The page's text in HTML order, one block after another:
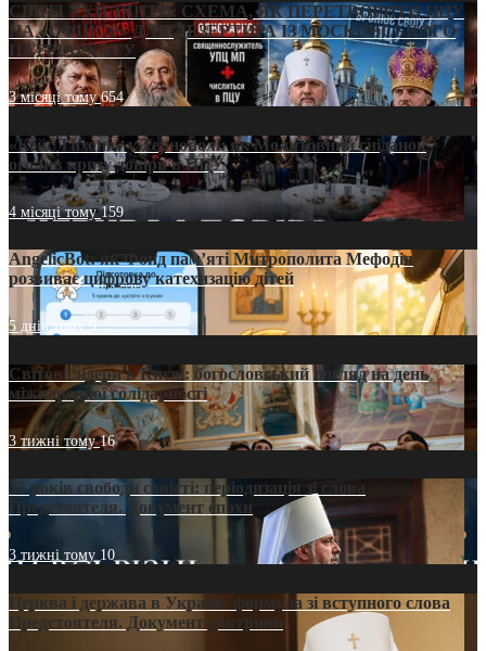
СВЯТІ УХИЛЯНТИ: СХЕМА, ЯК ПЕРЕТВОРИТИ ПЦУ
НА «ОФШОР» ДЛЯ ДЕЗЕРТИРА ІЗ МОСКОВСЬКОГО
ПАТРІАРХАТУ
3 місяці тому654
«Кейс Тихона» у Тернополі: як Молитовний сніданок
оголив кризу довіри в ПЦУ
4 місяці тому159
AngelicBot: як Фонд пам’яті Митрополита Мефодія
розвиває цифрову катехизацію дітей
5 днів тому9
Світові лідери в Києві: богословський погляд на день
міжнародної солідарності
3 тижні тому16
35 років свободи совісті: періодизація зі слова
Предстоятеля. Документ епохи
3 тижні тому 10
Церква і держава в Україні: формула зі вступного слова
Предстоятеля. Документ доктрини